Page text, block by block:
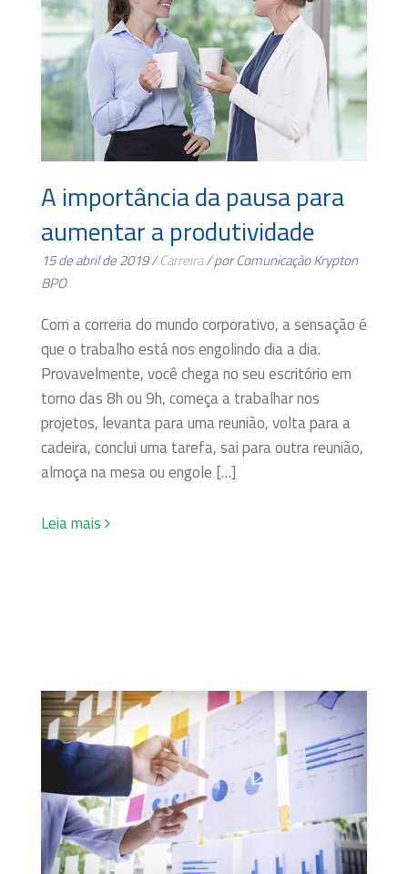
A importância da pausa para
aumentar a produtividade
15 de abril de 2019 /Carreira/ por Comunicação Krypton
BPO
Com a correria do mundo corporativo, a sensação é
que o trabalho está nos engolindo dia a dia.
Provavelmente, você chega no seu escritório em
torno das 8h ou 9h, começa a trabalhar nos
projetos, levanta para uma reunião, volta para a
cadeira, conclui uma tarefa, sai para outra reunião,
almoça na mesa ou engole […]
Leia mais